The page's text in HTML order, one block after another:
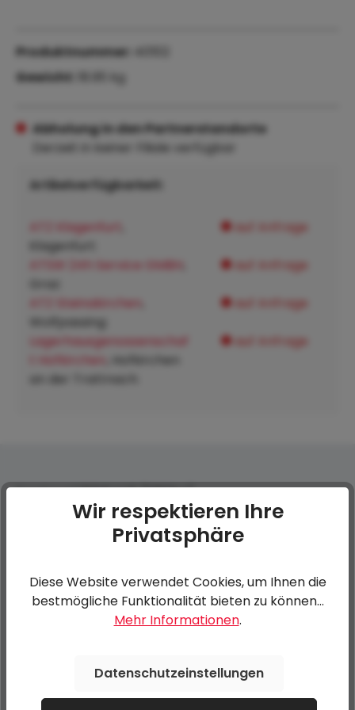
Abholung in den Partnerstandorte
Derzeit in keiner Filiale verfügbar
Artikelverfügbarkeit:
ATZ Klagenfurt
Klagenfurt:
auf Anfrage
ATSW 24h Service GMBH auf Anfrage
ATZ Steinakirchen
Wolfpassing:
auf Anfrage
Lagerhausgenossenschaf
t Hofkirchen
, Hofkirchen
an der Trattnach:
auf Anfrage
Produktnummer:
Gewicht:
18.95 kg
Ersatzrad 185R14C8 (1350kg)
Durchschnittliche Bewertung von 0 von 5 Sternen
Bewerten Sie dieses Produkt!
Bewertung schreiben
Wir respektieren Ihre
Privatsphäre
Diese Website verwendet Cookies, um Ihnen die
bestmögliche Funktionalität bieten zu können...
Mehr Informationen.
Datenschutzeinstellungen